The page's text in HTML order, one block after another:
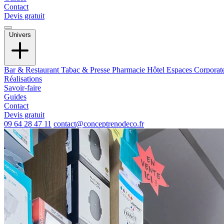
Contact
Devis gratuit
Univers
Bar & Restaurant Tabac & Presse Pharmacie Hôtel Espaces
Réalisations
Savoir-faire
Guides
Contact
Devis gratuit
09 64 28 47 11 contact@conceptrenodeco.fr